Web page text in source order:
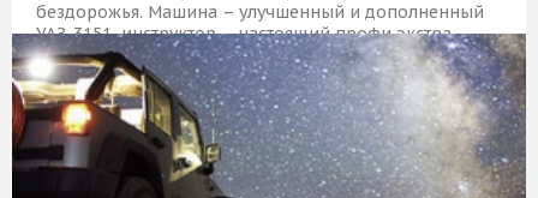
бездорожья. Машина – улучшенный и дополненный
УАЗ-3151, инструктор – настоящий профи экстра-
класса!
27 509 Р КУПИТЬ